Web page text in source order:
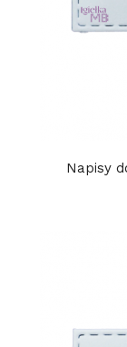
Napisy